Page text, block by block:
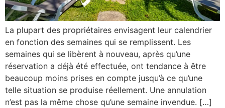
La plupart des propriétaires envisagent leur calendrier
en fonction des semaines qui se remplissent. Les
semaines qui se libèrent à nouveau, après qu’une
réservation a déjà été effectuée, ont tendance à être
beaucoup moins prises en compte jusqu’à ce qu’une
telle situation se produise réellement. Une annulation
n’est pas la même chose qu’une semaine invendue. […]